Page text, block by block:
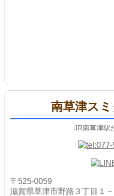
南草津ス
JR南草津駅
〒525-0059
滋賀県草津市野路３丁目１－